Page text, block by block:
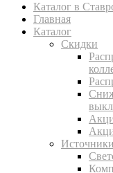
Каталог в
Главная
Каталог
Скидки